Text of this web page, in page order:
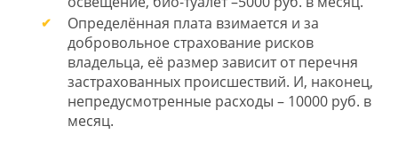
Определённая плата взимается и за
добровольное страхование рисков
владельца, её размер зависит от перечня
застрахованных происшествий. И, наконец,
непредусмотренные расходы – 10000 руб. в
месяц.